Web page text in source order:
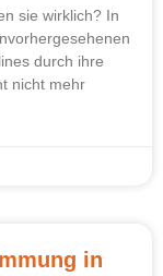
sie wirklich? In
durch ihre
nicht mehr
in